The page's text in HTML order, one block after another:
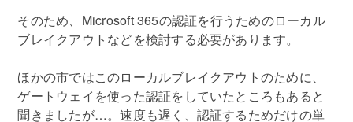
そのため、Microsoft 365の認証を行うためのローカル
ブレイクアウトなどを検討する必要があります。
ほかの市ではこのローカルブレイクアウトのために、
ゲートウェイを使った認証をしていたところもあると
聞きましたが…。速度も遅く、認証するためだけの単